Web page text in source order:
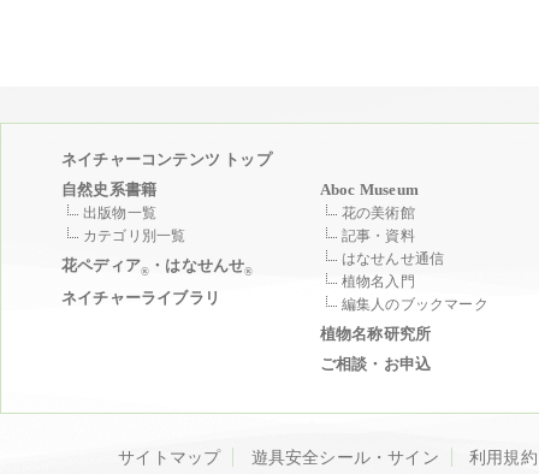
ネイチャーコンテンツ トップ
自然史系書籍
出版物一覧
カテゴリ別一覧
花ペディア® ・はなせんせ®
ネイチャーライブラリ
Aboc Museum
花の美術館
記事・資料
はなせんせ通信
植物名入門
編集人のブックマーク
植物名称研究所
ご相談・お申込
サイトマップ 遊具安全シール・サイン 利用規約